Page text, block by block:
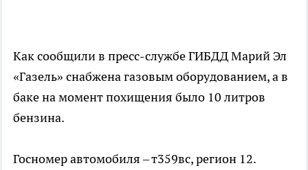
Как сообщили в пресс-службе ГИБДД Марий Эл
«Газель» снабжена газовым оборудованием, а в
баке на момент похищения было 10 литров
бензина.
Госномер автомобиля – т359вс, регион 12.